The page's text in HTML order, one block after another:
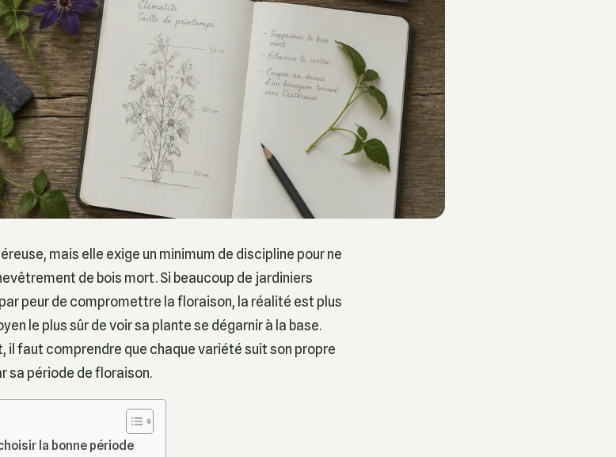
mais elle exige un minimum de discipline pour ne
de bois mort. Si beaucoup de jardiniers
peur de compromettre la floraison, la réalité est plus
le plus sûr de voir sa plante se dégarnir à la base.
il faut comprendre que chaque variété suit son propre
sa période de floraison.
la bonne période